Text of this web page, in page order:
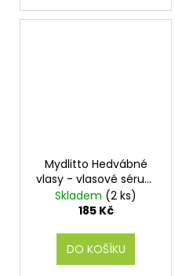
Mydlitto Hedvábné
vlasy - vlasové sérum
s hedvábím 60 ml
Skladem (2 ks)
185 Kč
DO KOŠÍKU